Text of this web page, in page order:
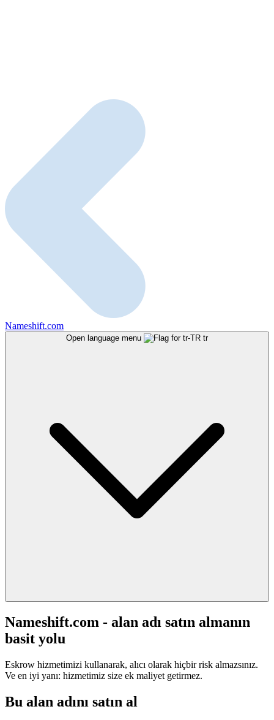
Nameshift.com
Open language menu tr
Nameshift.com - alan adı satın almanın
basit yolu
Eskrow hizmetimizi kullanarak, alıcı olarak hiçbir risk almazsınız.
Ve en iyi yanı: hizmetimiz size ek maliyet getirmez.
Bu alan adını satın al